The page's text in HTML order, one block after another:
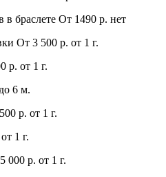
в браслете От 1490 р. нет
От 3 500 р. от 1 г.
р. от 1 г.
до 6 м.
р. от 1 г.
от 1 г.
000 р. от 1 г.